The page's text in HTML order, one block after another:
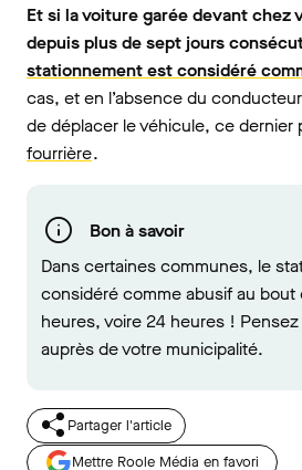
Et si la voiture garée devant chez
depuis plus de sept jours
stationnement est considéré
cas, et en l’absence du
de déplacer le véhicule, ce dernier
fourrière.
Bon à savoir
Dans certaines communes, le
considéré comme abusif au
heures, voire 24 heures !
auprès de votre municipalité.
Partager l'article
Mettre Roole Média en favori